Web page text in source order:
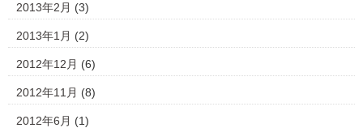
2013年2月 (3)
2013年1月 (2)
2012年12月 (6)
2012年11月 (8)
2012年6月 (1)